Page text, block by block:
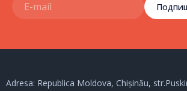
Adresa: Republica Moldova, Chișinău,